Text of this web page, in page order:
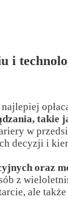
i
takie
w
decyzji i
oraz
z
ale